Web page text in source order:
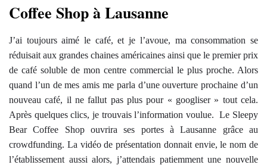
Coffee Shop à Lausanne
J’ai toujours aimé le café, et je l’avoue, ma consommation se
réduisait aux grandes chaines américaines ainsi que le premier prix
de café soluble de mon centre commercial le plus proche. Alors
quand l’un de mes amis me parla d’une ouverture prochaine d’un
nouveau café, il ne fallut pas plus pour « googliser » tout cela.
Après quelques clics, je trouvais l’information voulue. Le Sleepy
Bear Coffee Shop ouvrira ses portes à Lausanne grâce au
crowdfunding. La vidéo de présentation donnait envie, le nom de
l’établissement aussi alors, j’attendais patiemment une nouvelle